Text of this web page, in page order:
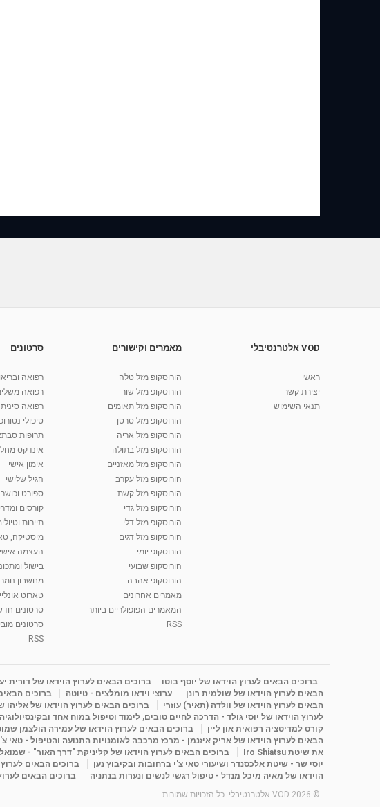
VOD אלטרנטיבלי
ראשי
יצירת קשר
תנאי השימוש
מאמרים וקישורים
הורוסקופ מזל טלה
הורוסקופ מזל שור
הורוסקופ מזל תאומים
הורוסקופ מזל סרטן
הורוסקופ מזל אריה
הורוסקופ מזל בתולה
הורוסקופ מזל מאזניים
הורוסקופ מזל עקרב
הורוסקופ מזל קשת
הורוסקופ מזל גדי
הורוסקופ מזל דלי
הורוסקופ מזל דגים
הורוסקופ יומי
הורוסקופ שבועי
הורוסקופ אהבה
מאמרים אחרונים
המאמרים הפופולריים ביותר
RSS
סרטונים
רפואה
רפואה
רפואה סינית
טיפולי
תרופות
אינדקס
אימון אישי
הגיל שלישי
ספורט וכושר
קורסים
תיירות
מיסטיקה,
העצמה
בישול
מחשבון
טארוט
סרטונים
סרטונים
RSS
ברוכים הבאים לערוץ הוידאו של יוסף בוטו ברוכים הבאים לערוץ הוידאו של דורית
הבאים לערוץ הוידאו של שולמית רונן
ערוצי וידאו מומלצים - טיוטה ברוכים
הבאים לערוץ הוידאו של וולדה (תאיר) עוזרי
ברוכים הבאים לערוץ הוידאו של אליהו
לערוץ הוידאו של יוסי גולד - הדרכה לחיים טובים, לימוד וטיפול במוח אחד
קורס למדיטציה רפואית און ליין
ברוכים הבאים לערוץ הוידאו של עמירה הולצמן
הבאים לערוץ הוידאו של אריק איזנמן - מרכז מרכבה לאומנויות התנועה והטיפול - טאי
את שיטת Iro Shiatsu
ברוכים הבאים לערוץ הוידאו של קליניקת "דרך האור" -
יוסי שר - שיטת אלכסנדר ושיעורי טאי צ'י ברחובות ובקיבוץ נען
ברוכים הבאים
הוידאו של מאיה מיכל מנדל - טיפול רגשי לנשים ונערות בנתניה
ברוכים הבאים
© 2026 VOD אלטרנטיבלי. כל הזכויות שמורות.